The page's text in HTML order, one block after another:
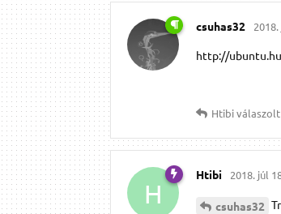
csuhas32
http://
Htibi
H
Htibi 2018. júl
csuhas32